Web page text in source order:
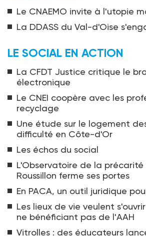
Le CNAEMO invite à l'utopie
La DDASS du Val-d'Oise
LE SOCIAL EN ACTION
La CFDT Justice critique le
électronique
Le CNEI coopère avec les
recyclage
Une étude sur le logement
difficulté en Côte-d'Or
Les échos du social
L'Observatoire de la
Roussillon ferme ses portes
En PACA, un outil juridique
Les lieux de vie veulent
ne bénéficiant pas de l'AAH
Vitrolles : des éducateurs